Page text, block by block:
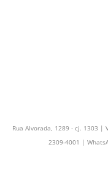
Rua Alvorada, 1289 - cj. 1303 |
2309-4001 |